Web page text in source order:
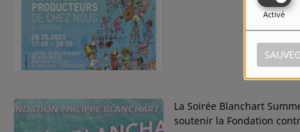
Activé
La Soirée Blanchart
soutenir la Fondation